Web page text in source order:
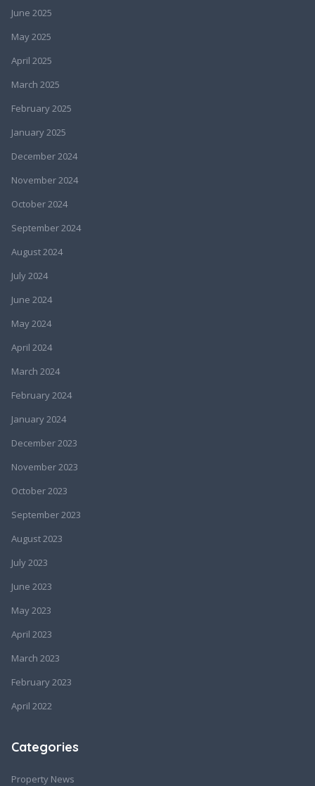
June 2025
May 2025
April 2025
March 2025
February 2025
January 2025
December 2024
November 2024
October 2024
September 2024
August 2024
July 2024
June 2024
May 2024
April 2024
March 2024
February 2024
January 2024
December 2023
November 2023
October 2023
September 2023
August 2023
July 2023
June 2023
May 2023
April 2023
March 2023
February 2023
April 2022
Categories
Property News